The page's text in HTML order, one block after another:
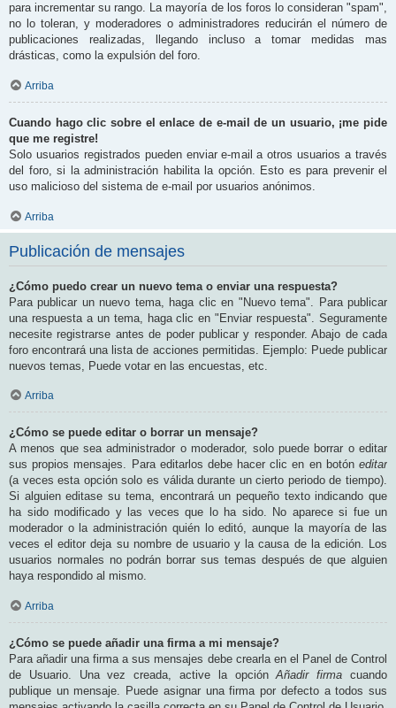
para incrementar su rango. La mayoría de los foros lo consideran "spam",
no lo toleran, y moderadores o administradores reducirán el número de
publicaciones realizadas, llegando incluso a tomar medidas mas
drásticas, como la expulsión del foro.
Arriba
Cuando hago clic sobre el enlace de e-mail de un usuario, ¡me pide
que me registre!
Solo usuarios registrados pueden enviar e-mail a otros usuarios a través
del foro, si la administración habilita la opción. Esto es para prevenir el
uso malicioso del sistema de e-mail por usuarios anónimos.
Arriba
Publicación de mensajes
¿Cómo puedo crear un nuevo tema o enviar una respuesta?
Para publicar un nuevo tema, haga clic en "Nuevo tema". Para publicar
una respuesta a un tema, haga clic en "Enviar respuesta". Seguramente
necesite registrarse antes de poder publicar y responder. Abajo de cada
foro encontrará una lista de acciones permitidas. Ejemplo: Puede publicar
nuevos temas, Puede votar en las encuestas, etc.
Arriba
¿Cómo se puede editar o borrar un mensaje?
A menos que sea administrador o moderador, solo puede borrar o editar
sus propios mensajes. Para editarlos debe hacer clic en en botón editar
(a veces esta opción solo es válida durante un cierto periodo de tiempo).
Si alguien editase su tema, encontrará un pequeño texto indicando que
ha sido modificado y las veces que lo ha sido. No aparece si fue un
moderador o la administración quién lo editó, aunque la mayoría de las
veces el editor deja su nombre de usuario y la causa de la edición. Los
usuarios normales no podrán borrar sus temas después de que alguien
haya respondido al mismo.
Arriba
¿Cómo se puede añadir una firma a mi mensaje?
Para añadir una firma a sus mensajes debe crearla en el Panel de Control
de Usuario. Una vez creada, active la opciónAñadir firma cuando
publique un mensaje. Puede asignar una firma por defecto a todos sus